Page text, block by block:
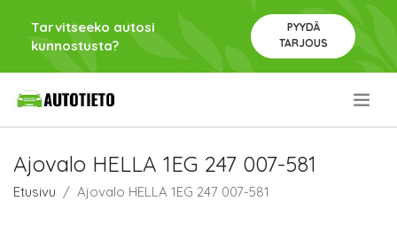
Tarvitseeko autosi
kunnostusta?
PYYDÄ
TARJOUS
Ajovalo HELLA 1EG 247 007-581
Etusivu Ajovalo HELLA 1EG 247 007-581